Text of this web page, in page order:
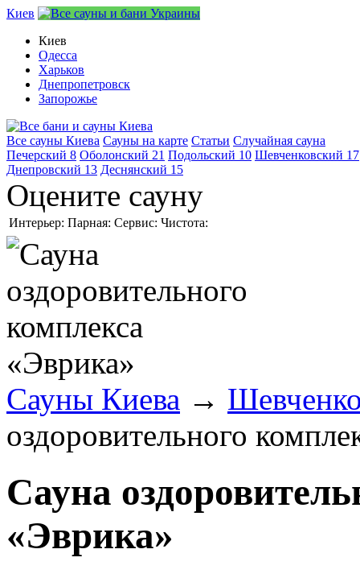
Киев
Киев
Одесса
Харьков
Днепропетровск
Запорожье
Все сауны Киева Сауны на карте Статьи Случайная сауна
Печерский 8 Оболонский 21 Подольский 10 Шевченковский 17
Днепровский 13 Деснянский 15
Оцените сауну
Интерьер: Парная: Сервис: Чистота:
Сауны Киева →
оздоровительного
Сауна
«Эврика»